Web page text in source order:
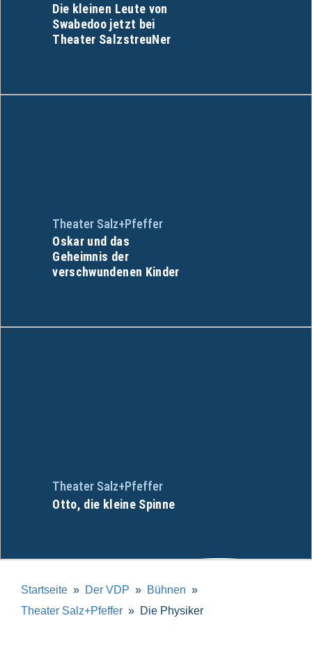
Die kleinen Leute von
Swabedoo jetzt bei
Theater SalzstreuNer
Theater Salz+Pfeffer
Oskar und das
Geheimnis der
verschwundenen Kinder
Theater Salz+Pfeffer
Otto, die kleine Spinne
Startseite Der VDP
Bühnen
Theater Salz+Pfeffer
Die Physiker